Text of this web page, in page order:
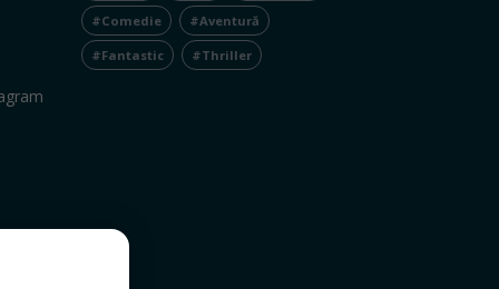
#Comedie #Aventură
#Fantastic #Thriller